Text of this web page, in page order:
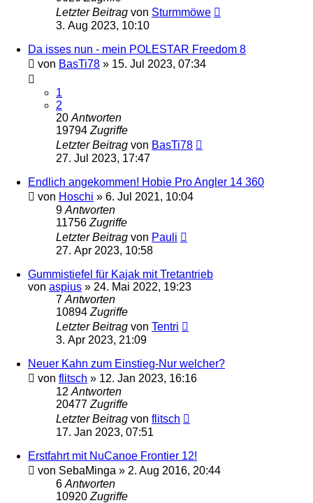
Letzter Beitrag von Sturmmöwe
3. Aug 2023, 10:10
Da isses nun - mein POLESTAR Freedom 8
von BasTi78 » 15. Jul 2023, 07:34
1
2
20 Antworten
19794 Zugriffe
Letzter Beitrag von BasTi78
27. Jul 2023, 17:47
Endlich angekommen! Hobie Pro Angler 14 360
von Hoschi » 6. Jul 2021, 10:04
9 Antworten
11756 Zugriffe
Letzter Beitrag von Pauli
27. Apr 2023, 10:58
Gummistiefel für Kajak mit Tretantrieb
von aspius » 24. Mai 2022, 19:23
7 Antworten
10894 Zugriffe
Letzter Beitrag von Tentri
3. Apr 2023, 21:09
Neuer Kahn zum Einstieg-Nur welcher?
von flitsch » 12. Jan 2023, 16:16
12 Antworten
20477 Zugriffe
Letzter Beitrag von flitsch
17. Jan 2023, 07:51
Erstfahrt mit NuCanoe Frontier 12!
von SebaMinga » 2. Aug 2016, 20:44
6 Antworten
10920 Zugriffe